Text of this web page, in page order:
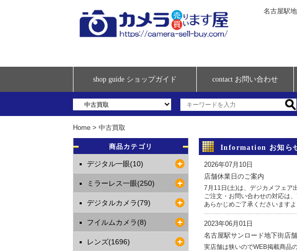
名古屋駅
shop guide ショップガイド contact お問い合わせ
Home > 中古買取
Information お知ら
2026年07月10日
店舗休業日のご案内
7月11日(土)は、デジカメフェア
ご注文・お問い合わせの対応は
あらかじめご了承くださいます
2023年06月01日
名古屋駅サンロード地下街店
実店舗は狭いのでWEB掲載商品
商品カテゴリ
デジタル一眼(10)
ミラーレス一眼(250)
デジタルカメラ(79)
フイルムカメラ(8)
レンズ(1696)